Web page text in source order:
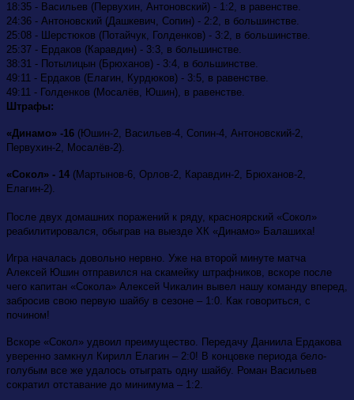
18:35 - Васильев (Первухин, Антоновский) - 1:2, в равенстве.
24:36 - Антоновский (Дашкевич, Сопин) - 2:2, в большинстве.
25:08 - Шерстюков (Потайчук, Голденков) - 3:2, в большинстве.
25:37 - Ердаков (Каравдин) - 3:3, в большинстве.
38:31 - Потылицын (Брюханов) - 3:4, в большинстве.
49:11 - Ердаков (Елагин, Курдюков) - 3:5, в равенстве.
49:11 - Голденков (Мосалёв, Юшин), в равенстве.
Штрафы:
«Динамо» -16 (Юшин-2, Васильев-4, Сопин-4, Антоновский-2,
Первухин-2, Мосалёв-2).
«Сокол» - 14 (Мартынов-6, Орлов-2, Каравдин-2, Брюханов-2,
Елагин-2).
После двух домашних поражений к ряду, красноярский «Сокол»
реабилитировался, обыграв на выезде ХК «Динамо» Балашиха!
Игра началась довольно нервно. Уже на второй минуте матча
Алексей Юшин отправился на скамейку штрафников, вскоре после
чего капитан «Сокола» Алексей Чикалин вывел нашу команду вперед,
забросив свою первую шайбу в сезоне – 1:0. Как говориться, с
почином!
Вскоре «Сокол» удвоил преимущество. Передачу Даниила Ердакова
уверенно замкнул Кирилл Елагин – 2:0! В концовке периода бело-
голубым все же удалось отыграть одну шайбу. Роман Васильев
сократил отставание до минимума – 1:2.